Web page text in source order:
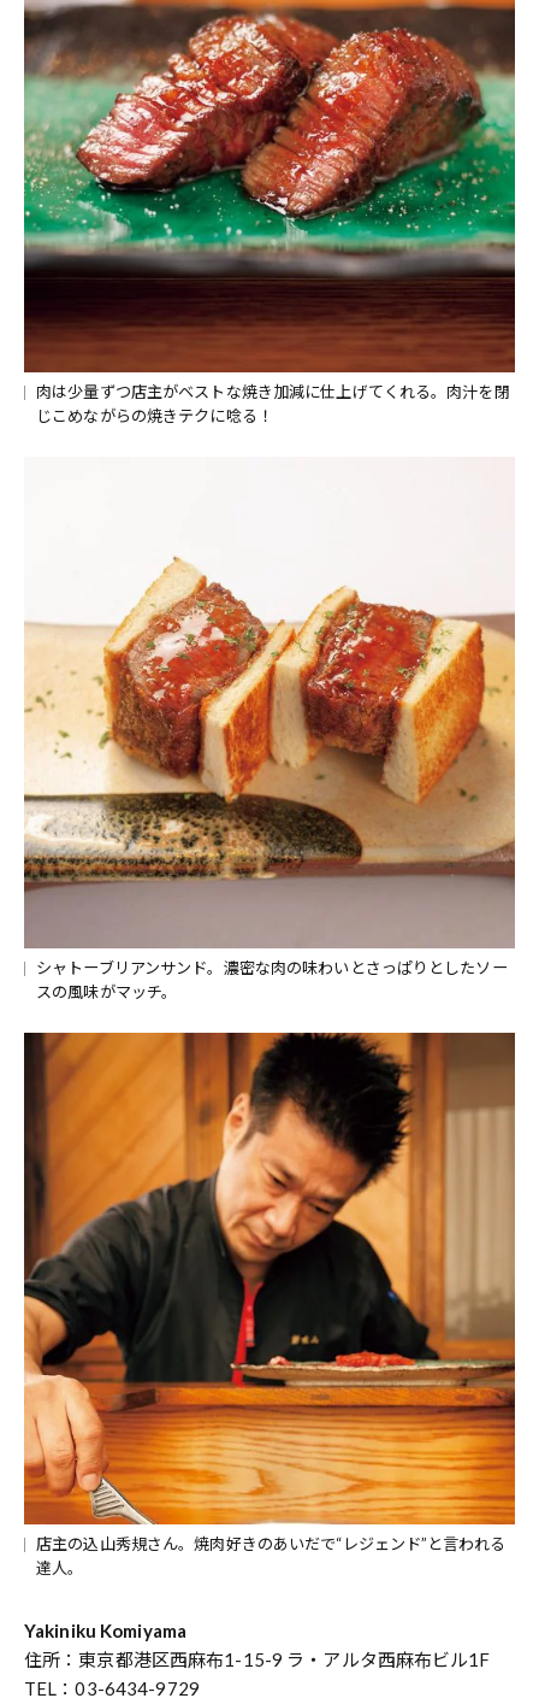
肉は少量ずつ店主がベストな焼き加減に仕上げてくれる。肉汁を閉
じこめながらの焼きテクに唸る！
シャトーブリアンサンド。濃密な肉の味わいとさっぱりとしたソー
スの風味がマッチ。
店主の込山秀規さん。焼肉好きのあいだで“レジェンド”と言われる
達人。
Yakiniku Komiyama
住所：東京都港区西麻布1-15-9 ラ・アルタ西麻布ビル1F
TEL：03-6434-9729